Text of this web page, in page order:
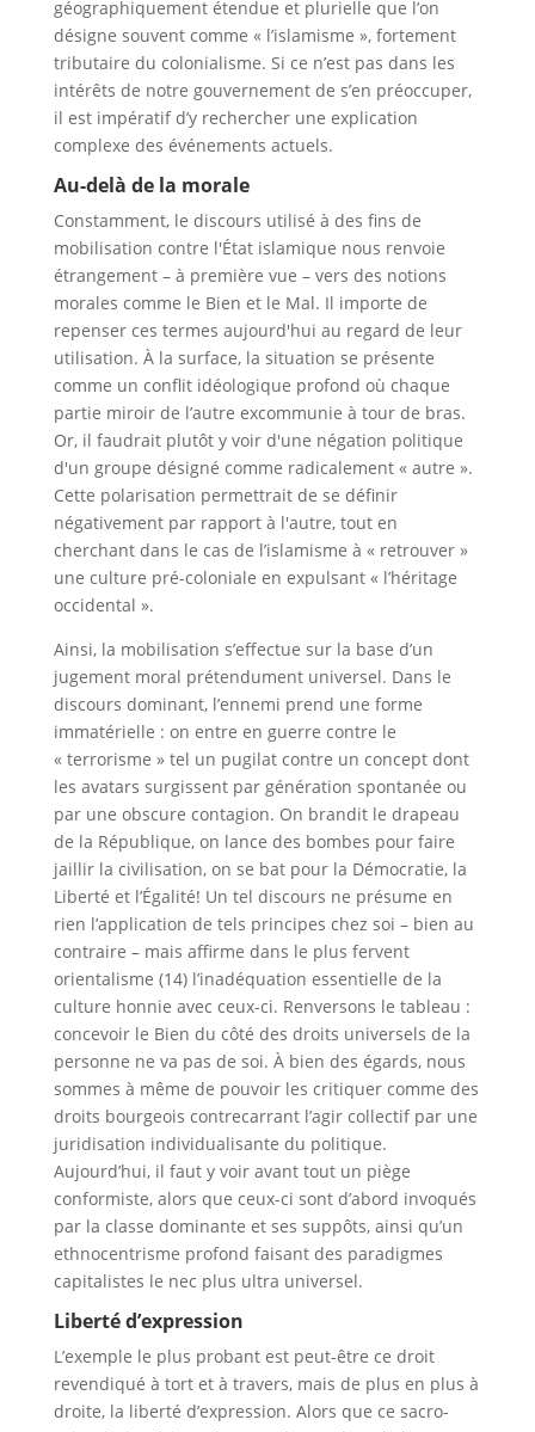
géographiquement étendue et plurielle que l’on
désigne souvent comme « l’islamisme », fortement
tributaire du colonialisme. Si ce n’est pas dans les
intérêts de notre gouvernement de s’en préoccuper,
il est impératif d’y rechercher une explication
complexe des événements actuels.
Au-delà de la morale
Constamment, le discours utilisé à des fins de
mobilisation contre l'État islamique nous renvoie
étrangement – à première vue – vers des notions
morales comme le Bien et le Mal. Il importe de
repenser ces termes aujourd'hui au regard de leur
utilisation. À la surface, la situation se présente
comme un conflit idéologique profond où chaque
partie miroir de l’autre excommunie à tour de bras.
Or, il faudrait plutôt y voir d'une négation politique
d'un groupe désigné comme radicalement « autre ».
Cette polarisation permettrait de se définir
négativement par rapport à l'autre, tout en
cherchant dans le cas de l’islamisme à « retrouver »
une culture pré-coloniale en expulsant « l’héritage
occidental ».
Ainsi, la mobilisation s’effectue sur la base d’un
jugement moral prétendument universel. Dans le
discours dominant, l’ennemi prend une forme
immatérielle : on entre en guerre contre le
« terrorisme » tel un pugilat contre un concept dont
les avatars surgissent par génération spontanée ou
par une obscure contagion. On brandit le drapeau
de la République, on lance des bombes pour faire
jaillir la civilisation, on se bat pour la Démocratie, la
Liberté et l’Égalité! Un tel discours ne présume en
rien l’application de tels principes chez soi – bien au
contraire – mais affirme dans le plus fervent
orientalisme (14) l’inadéquation essentielle de la
culture honnie avec ceux-ci. Renversons le tableau :
concevoir le Bien du côté des droits universels de la
personne ne va pas de soi. À bien des égards, nous
sommes à même de pouvoir les critiquer comme des
droits bourgeois contrecarrant l’agir collectif par une
juridisation individualisante du politique.
Aujourd’hui, il faut y voir avant tout un piège
conformiste, alors que ceux-ci sont d’abord invoqués
par la classe dominante et ses suppôts, ainsi qu’un
ethnocentrisme profond faisant des paradigmes
capitalistes le nec plus ultra universel.
Liberté d’expression
L’exemple le plus probant est peut-être ce droit
revendiqué à tort et à travers, mais de plus en plus à
droite, la liberté d’expression. Alors que ce sacro-